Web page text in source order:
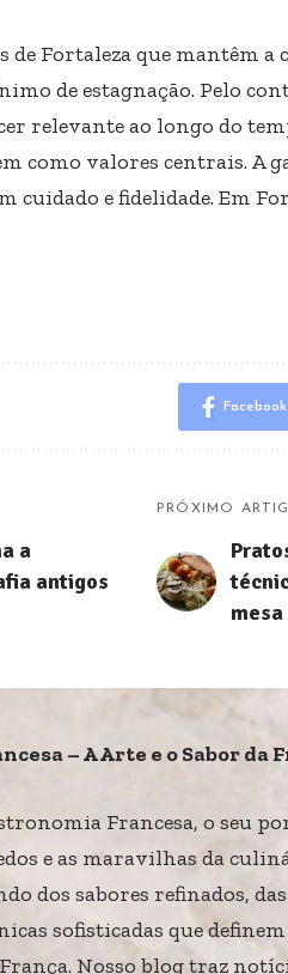
de Fortaleza que mantêm
de estagnação. Pelo
relevante ao longo do
como valores centrais. A
e fidelidade. Em
Facebook
a
antigos
PRÓXIMO
mesa
– A Arte e o Sabor da
Francesa, o seu
e as maravilhas da
dos sabores refinados,
sofisticadas que
Nosso blog traz